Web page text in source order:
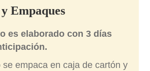
Empaques
es elaborado con 3 días
se empaca en caja de cartón y